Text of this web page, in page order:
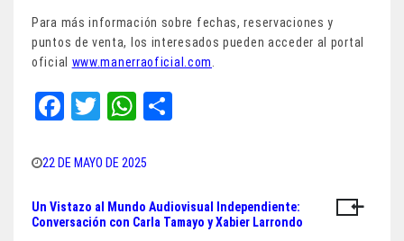
Para más información sobre fechas, reservaciones y
puntos de venta, los interesados pueden acceder al portal
oficial www.manerraoficial.com
Fa
bo
T
tt
er
W
ts
A
pp
22 DE MAYO DE 2025
Navegación
Un Vistazo al Mundo Audiovisual Independiente:
Conversación con Carla Tamayo y Xabier Larrondo